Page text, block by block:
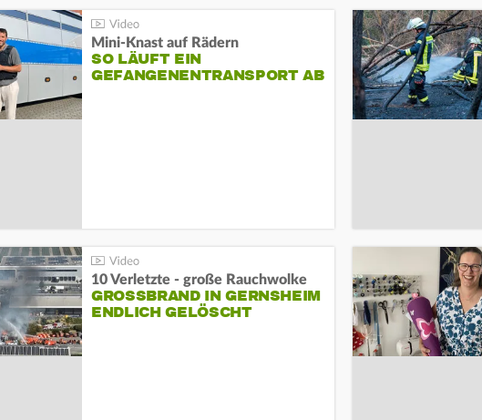
Mini-Knast auf Rädern
SO LÄUFT EIN
GEFANGENENTRANSPORT AB
10 Verletzte - große Rauchwolke
GROSSBRAND IN GERNSHEIM E
NDLICH GELÖSCHT